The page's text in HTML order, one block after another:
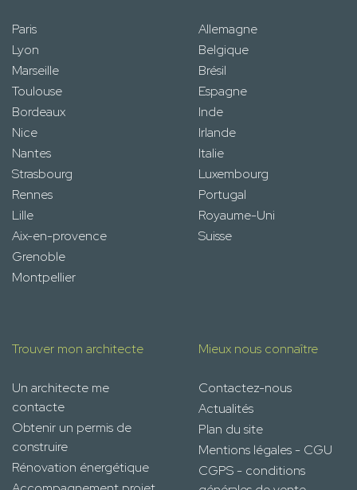
Paris
Lyon
Marseille
Toulouse
Bordeaux
Nice
Nantes
Strasbourg
Rennes
Lille
Aix-en-provence
Grenoble
Montpellier
Allemagne
Belgique
Brésil
Espagne
Inde
Irlande
Italie
Luxembourg
Portugal
Royaume-Uni
Suisse
Trouver mon architecte
Un architecte me
contacte
Obtenir un permis de
construire
Rénovation énergétique
Mieux nous connaître
Contactez-nous
Actualités
Plan du site
Mentions légales - CGU
CGPS - conditions